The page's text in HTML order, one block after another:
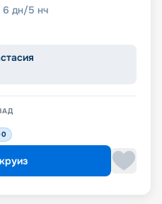
6 дн/5 нч